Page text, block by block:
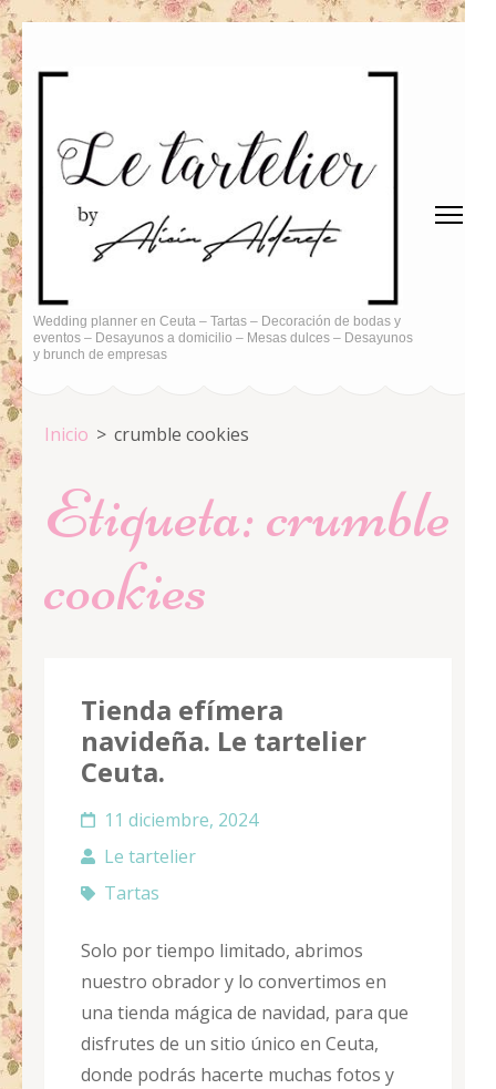
Saltar
al
(presiona
la
tecla
Wedding planner en Ceuta – Tartas – Decoración de bodas y
eventos – Desayunos a domicilio – Mesas dulces – Desayunos
y brunch de empresas
Inicio > crumble cookies
Etiqueta:crumble
cookies
Tienda efímera
navideña. Le tartelier
Ceuta.
11 diciembre, 2024
Le tartelier
Tartas
Solo por tiempo limitado, abrimos
nuestro obrador y lo convertimos en
una tienda mágica de navidad, para que
disfrutes de un sitio único en Ceuta,
donde podrás hacerte muchas fotos y